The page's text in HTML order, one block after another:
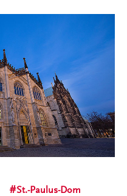
St.-Paulus-Dom